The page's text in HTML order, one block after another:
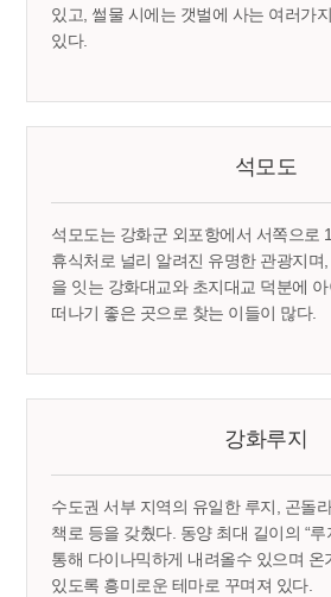
있고, 썰물 시에는 갯벌에 사는 여러가
있다.
석모도
석모도는 강화군 외포항에서 서쪽으로
휴식처로 널리 알려진 유명한 관광지며
을 잇는 강화대교와 초지대교 덕분에
떠나기 좋은 곳으로 찾는 이들이 많다.
강화루지
수도권 서부 지역의 유일한 루지, 곤돌
책로 등을 갖췄다. 동양 최대 길이의 “
통해 다이나믹하게 내려올수 있으며 온
있도록 흥미로운 테마로 꾸며져 있다.